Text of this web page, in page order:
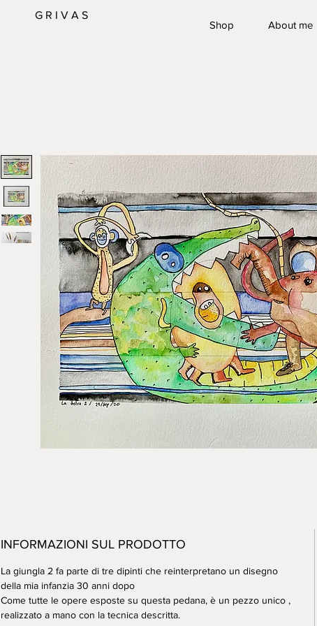
G R I V A S
Shop
About me
INFORMAZIONI SUL PRODOTTO
La giungla 2 fa parte di tre dipinti che reinterpretano un disegno
della mia infanzia 30 anni dopo
Come tutte le opere esposte su questa pedana, è un pezzo unico ,
realizzato a mano con la tecnica descritta.